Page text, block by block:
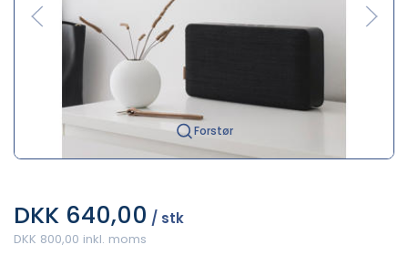
Forstør
DKK 640,00 / stk
DKK 800,00 inkl. moms